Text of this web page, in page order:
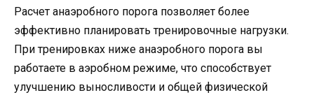
Расчет анаэробного порога позволяет более
эффективно планировать тренировочные нагрузки.
При тренировках ниже анаэробного порога вы
работаете в аэробном режиме, что способствует
улучшению выносливости и общей физической